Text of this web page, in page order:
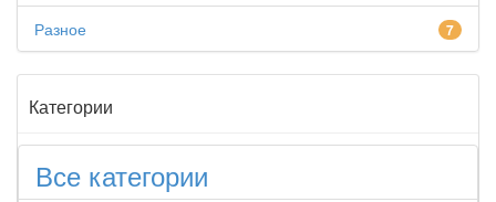
Разное 7
Категории
Все категории